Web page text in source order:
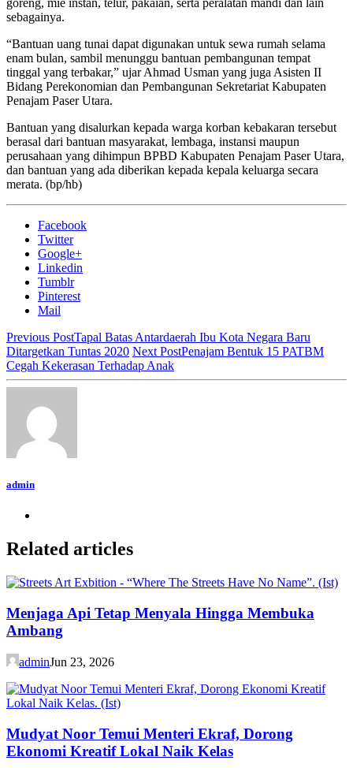
sebagainya.
“Bantuan uang tunai dapat digunakan untuk sewa rumah selama
enam bulan, sambil menunggu bantuan pembangunan tempat
tinggal yang terbakar,” ujar Ahmad Usman yang juga Asisten II
Bidang Perekonomian dan Pembangunan Sekretariat Kabupaten
Penajam Paser Utara.
Bantuan yang disalurkan kepada warga korban kebakaran tersebut
berasal dari bantuan masyarakat, lembaga, instansi maupun
perusahaan yang dihimpun BPBD Kabupaten Penajam Paser Utara,
dan bantuan yang ada diberikan kepada kepala keluarga secara
merata. (bp/hb)
Facebook
Twitter
Google+
Linkedin
Tumblr
Pinterest
Mail
Previous PostTapal Batas Antardaerah Ibu Kota Negara Baru
Ditargetkan Tuntas 2020 Next PostPenajam Bentuk 15 PATBM
Cegah Kekerasan Terhadap Anak
admin
Related articles
Menjaga Api Tetap Menyala Hingga Membuka
Ambang
adminJun 23, 2026
Mudyat Noor Temui Menteri Ekraf, Dorong
Ekonomi Kreatif Lokal Naik Kelas